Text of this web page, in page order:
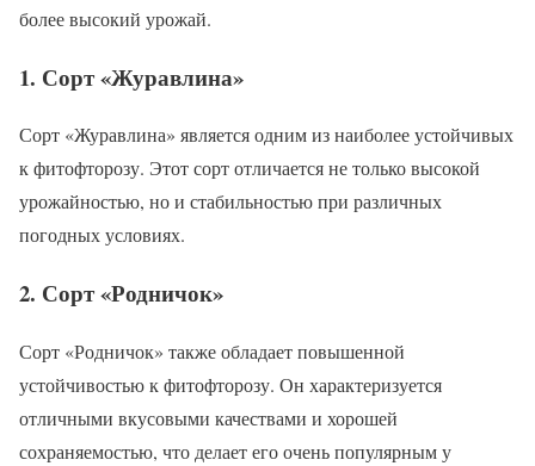
более высокий урожай.
1. Сорт «Журавлина»
Сорт «Журавлина» является одним из наиболее устойчивых
к фитофторозу. Этот сорт отличается не только высокой
урожайностью, но и стабильностью при различных
погодных условиях.
2. Сорт «Родничок»
Сорт «Родничок» также обладает повышенной
устойчивостью к фитофторозу. Он характеризуется
отличными вкусовыми качествами и хорошей
сохраняемостью, что делает его очень популярным у